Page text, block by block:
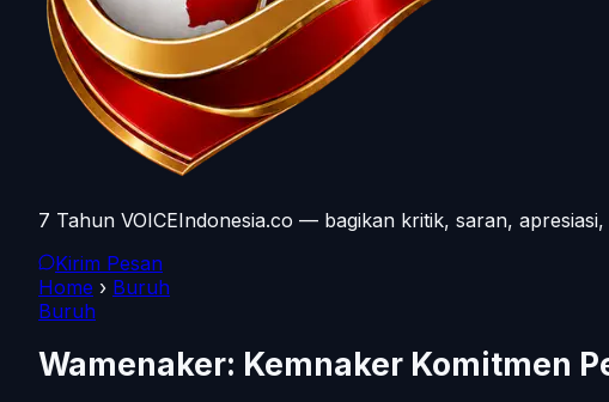
7 Tahun VOICEIndonesia.co — bagikan kritik, saran,
Kirim Pesan
Home › Buruh
Buruh
Wamenaker: Kemnaker Komitmen